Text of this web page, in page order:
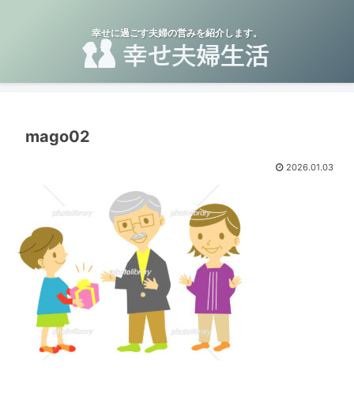
幸せに過ごす夫婦の営みを紹介します。
mago02
2026.01.03